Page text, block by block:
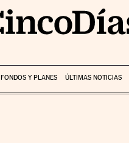
FONDOS Y PLANES ÚLTIMAS NOTICIAS